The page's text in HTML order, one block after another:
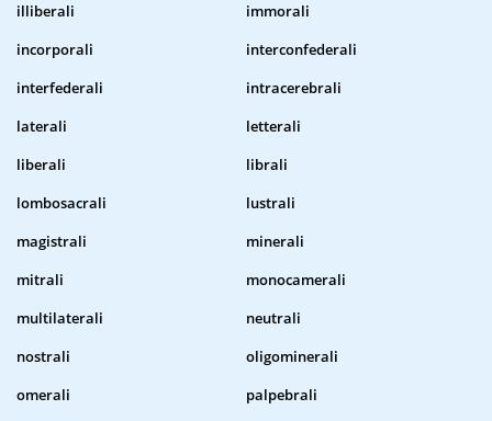
illiberali
immorali
incorporali
interconfederali
interfederali
intracerebrali
laterali
letterali
liberali
librali
lombosacrali
lustrali
magistrali
minerali
mitrali
monocamerali
multilaterali
neutrali
nostrali
oligominerali
omerali
palpebrali